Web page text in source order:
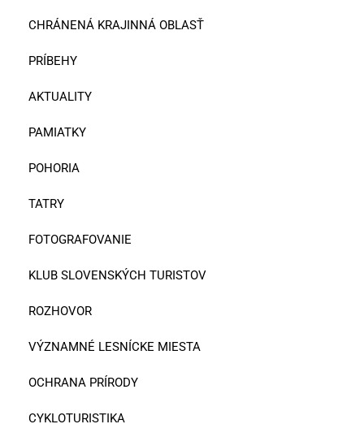
CHRÁNENÁ KRAJINNÁ OBLASŤ
PRÍBEHY
AKTUALITY
PAMIATKY
POHORIA
TATRY
FOTOGRAFOVANIE
KLUB SLOVENSKÝCH TURISTOV
ROZHOVOR
VÝZNAMNÉ LESNÍCKE MIESTA
OCHRANA PRÍRODY
CYKLOTURISTIKA